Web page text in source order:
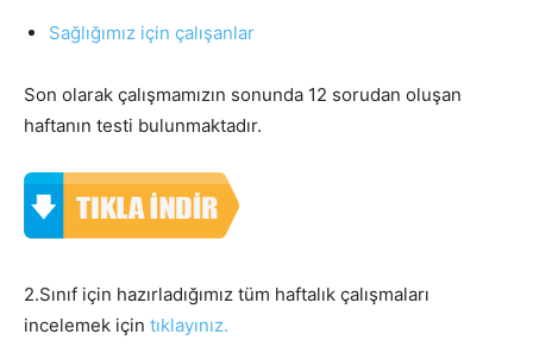
Sağlığımız için çalışanlar
Son olarak çalışmamızın sonunda 12 sorudan oluşan
haftanın testi bulunmaktadır.
2.Sınıf için hazırladığımız tüm haftalık çalışmaları
incelemek için tıklayınız.